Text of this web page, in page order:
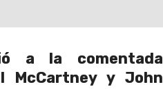
a la comentada
McCartney y John